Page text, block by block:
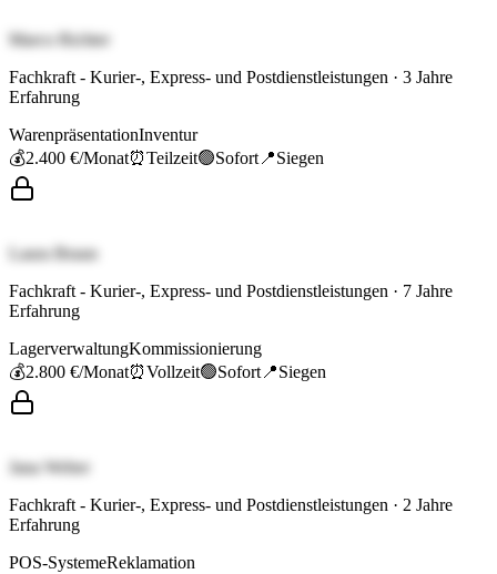
Marco Richter
Fachkraft - Kurier-, Express- und Postdienstleistungen · 3 Jahre
Erfahrung
WarenpräsentationInventur
💰2.400 €/Monat⏰Teilzeit🟢Sofort 📍Siegen
Laura Braun
Fachkraft - Kurier-, Express- und Postdienstleistungen · 7 Jahre
Erfahrung
LagerverwaltungKommissionierung
💰2.800 €/Monat⏰Vollzeit🟢Sofort 📍Siegen
Jana Weber
Fachkraft - Kurier-, Express- und Postdienstleistungen · 2 Jahre
Erfahrung
POS-SystemeReklamation